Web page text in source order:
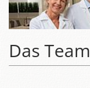
Das Team